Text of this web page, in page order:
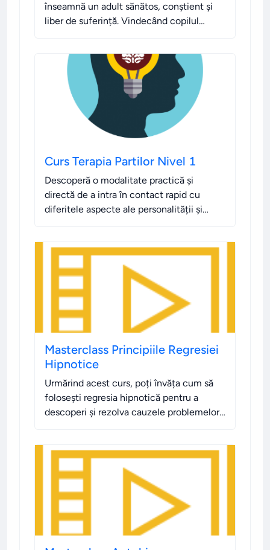
înseamnă un adult sănătos, conștient și
liber de suferință. Vindecând copilul
Curs Terapia Partilor Nivel 1
Descoperă o modalitate practică și
directă de a intra în contact rapid cu
diferitele aspecte ale personalității și
Masterclass Principiile Regresiei
Hipnotice
Urmărind acest curs, poți învăța cum să
folosești regresia hipnotică pentru a
descoperi și rezolva cauzele problemelor